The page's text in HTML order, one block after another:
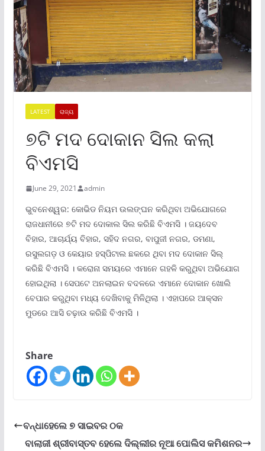
LATEST ରାଜ୍ୟ
୭ଟି ମଦ ଦୋକାନ ସିଲ କଲା
ବିଏମସି
June 29, 2021 admin
ଭୁବନେଶ୍ୱର: କୋଭିଡ ନିୟମ ଉଲଙ୍ଘନ କରିଥିବା ଅଭିଯୋଗରେ
ରାଜଧାନୀରେ ୭ଟି ମଦ ଦୋକାଲ ସିଲ କରିଛି ବିଏମସି । ଜୟଦେବ
ବିହାର, ଆଚାର୍ଯ୍ୟ ବିହାର, ସହିଦ ନଗର, ବାପୁଜୀ ନଗର, ଡମଣା,
ରସୁଲଗଡ଼ ଓ କେୟାର ହସ୍ପିଟାଲ ଛକରେ ଥିବା ମଦ ଦୋକାନ ସିଲ୍
କରିଛି ବିଏମସି । କରୋନା ସମୟରେ ଏମାନେ ଗହଳି କରୁଥିବା ଅଭିଯୋଗ
ହୋଇଥିଲା । ସେପଟେ ଅନଲାଇନ ବଦଳରେ ଏମାନେ ଦୋକାନ ଖୋଲି
ବେପାର କରୁଥିବା ମଧ୍ୟ ଦେଖିବାକୁ ମିଳିଥିଲା । ଏହାପରେ ଆକ୍ସନ
ମୁଡରେ ଆସି ଚଢ଼ାଉ କରିଛି ବିଏମସି ।
Share
ବନ୍ଧାହେଲେ ୭ ସାଇବର ଠକ
ବାଲାଜୀ ଶ୍ରୀବାସ୍ତବ ହେଲେ ଦିଲ୍ଲୀର ନୂଆ ପୋଲିସ କମିଶନର